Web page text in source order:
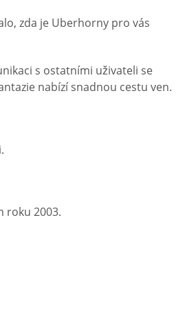
zda je Uberhorny pro vás
s ostatními uživateli se
nabízí snadnou cestu ven.
roku 2003.